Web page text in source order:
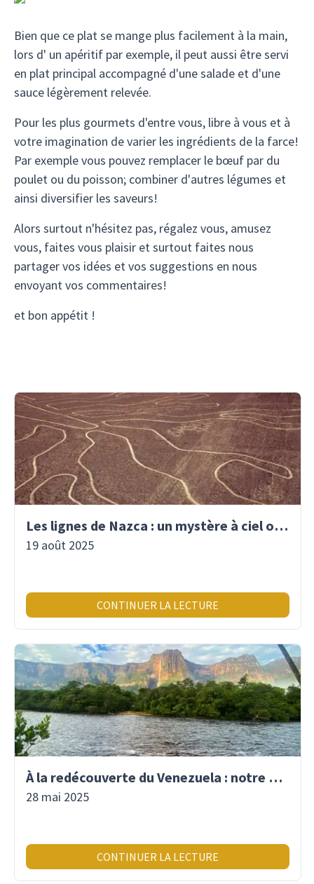
Bien que ce plat se mange plus facilement à la main,
lors d' un apéritif par exemple, il peut aussi être servi
en plat principal accompagné d'une salade et d'une
sauce légèrement relevée.
Pour les plus gourmets d'entre vous, libre à vous et à
votre imagination de varier les ingrédients de la farce!
Par exemple vous pouvez remplacer le bœuf par du
poulet ou du poisson; combiner d'autres légumes et
ainsi diversifier les saveurs!
Alors surtout n'hésitez pas, régalez vous, amusez
vous, faites vous plaisir et surtout faites nous
partager vos idées et vos suggestions en nous
envoyant vos commentaires!
et bon appétit !
Les lignes de Nazca : un mystère à ciel ouvert
19 août 2025
CONTINUER LA LECTURE
À la redécouverte du Venezuela : notre premier voyage là-bas depuis 2017
28 mai 2025
CONTINUER LA LECTURE